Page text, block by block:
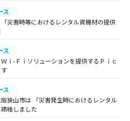
ス
災害時等におけるレンタル資機材の提供
ス
ｉ-Ｆｉソリューションを提供するＰｉｃ
ス
狭山市は 「災害発生時におけるレンタル
結しました